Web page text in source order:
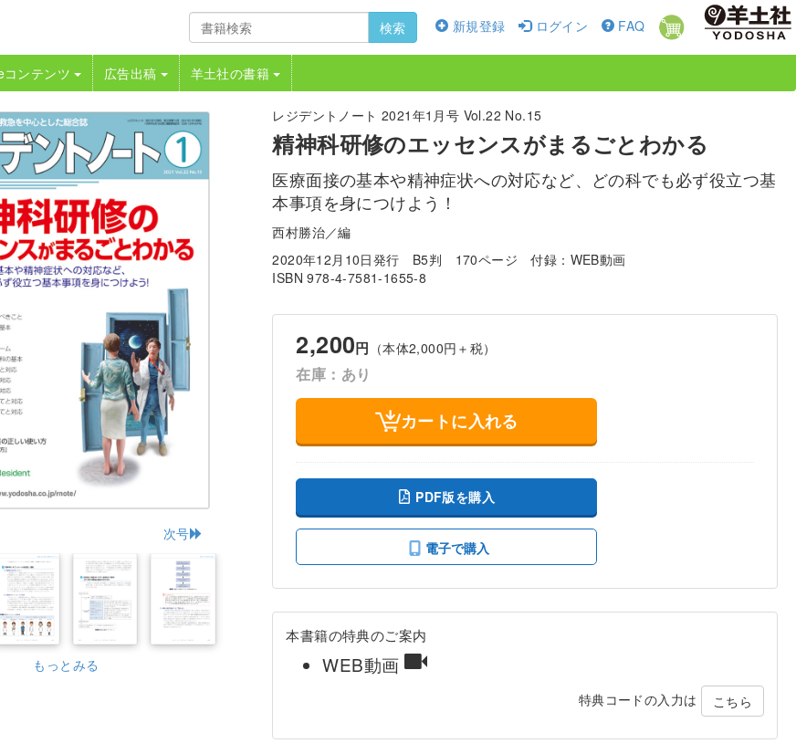
新規登録 ログイン FAQ
検索
ンテンツ 広告出稿 羊土社の書籍
次号
もっとみる
レジデントノート 2021年1月号 Vol.22 No.15
精神科研修のエッセンスがまるごとわかる
医療面接の基本や精神症状への対応など、どの科でも必ず役立つ基
本事項を身につけよう！
西村勝治／編
2020年12月10日発行
B5判 170ページ
付録：WEB動画
ISBN 978-4-7581-1655-8
2,200円 （本体2,000円＋税）
在庫：あり
カートに入れる
PDF版を購入
電子で購入
本書籍の特典のご案内
WEB動画
特典コードの入力は こちら